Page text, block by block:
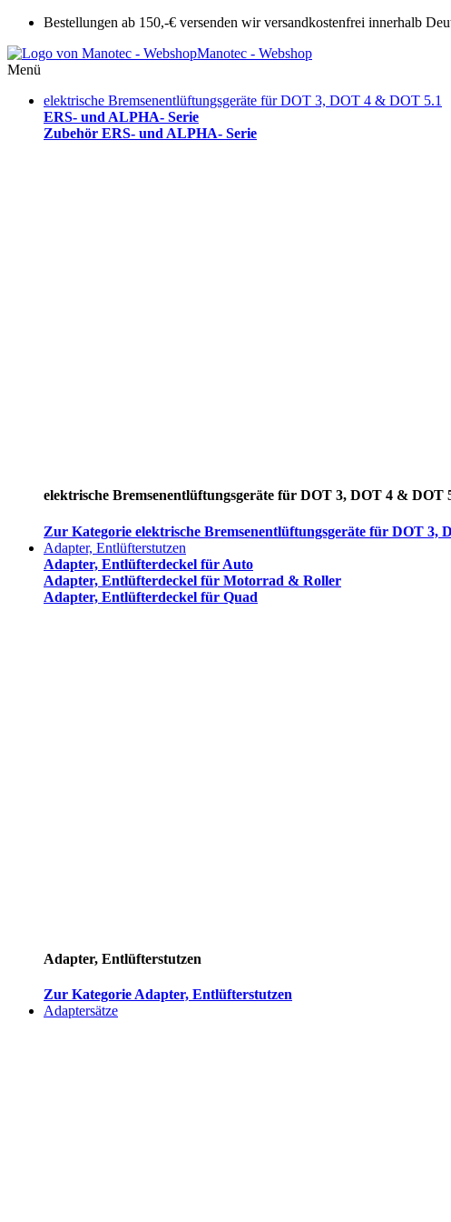
Bestellungen ab 150,-€ versenden wir versandkostenfrei innerhalb
Manotec - Webshop
Menü
elektrische Bremsenentlüftungsgeräte für DOT 3, DOT 4 & DOT 5.1
ERS- und ALPHA- Serie
Zubehör ERS- und ALPHA- Serie
elektrische Bremsenentlüftungsgeräte für DOT 3, DOT 4 & DOT
Zur Kategorie elektrische Bremsenentlüftungsgeräte für DOT 3,
Adapter, Entlüfterstutzen
Adapter, Entlüfterdeckel für Auto
Adapter, Entlüfterdeckel für Motorrad & Roller
Adapter, Entlüfterdeckel für Quad
Adapter, Entlüfterstutzen
Zur Kategorie Adapter, Entlüfterstutzen
Adaptersätze